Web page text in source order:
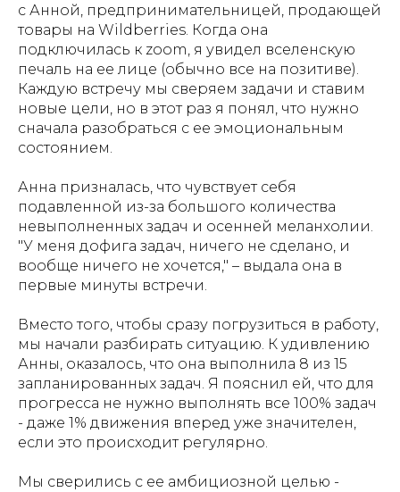
с Анной, предпринимательницей, продающей
товары на Wildberries. Когда она
подключилась к zoom, я увидел вселенскую
печаль на ее лице (обычно все на позитиве).
Каждую встречу мы сверяем задачи и ставим
новые цели, но в этот раз я понял, что нужно
сначала разобраться с ее эмоциональным
состоянием.
Анна призналась, что чувствует себя
подавленной из-за большого количества
невыполненных задач и осенней меланхолии.
"У меня дофига задач, ничего не сделано, и
вообще ничего не хочется," – выдала она в
первые минуты встречи.
Вместо того, чтобы сразу погрузиться в работу,
мы начали разбирать ситуацию. К удивлению
Анны, оказалось, что она выполнила 8 из 15
запланированных задач. Я пояснил ей, что для
прогресса не нужно выполнять все 100% задач
- даже 1% движения вперед уже значителен,
если это происходит регулярно.
Мы сверились с ее амбициозной целью -